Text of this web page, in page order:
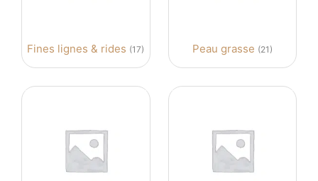
Fines lignes & rides (17) Peau grasse (21)